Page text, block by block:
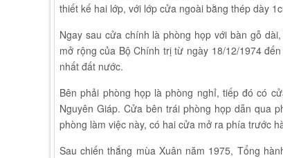
thiết kế hai lớp, với lớp cửa ngoài bằng thép dày
Ngay sau cửa chính là phòng họp với bàn gỗ
mở rộng của Bộ Chính trị từ ngày 18/12/1974
nhất đất nước.
Bên phải phòng họp là phòng nghỉ, tiếp đó có
Nguyên Giáp. Cửa bên trái phòng họp dẫn qua
phòng làm việc này, có hai cửa mở ra phía trước
Sau chiến thắng mùa Xuân năm 1975, Tổng